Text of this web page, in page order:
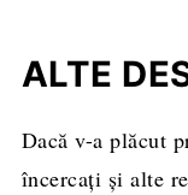
ALTE
Dacă v-a plăcut
încercaţi şi alte